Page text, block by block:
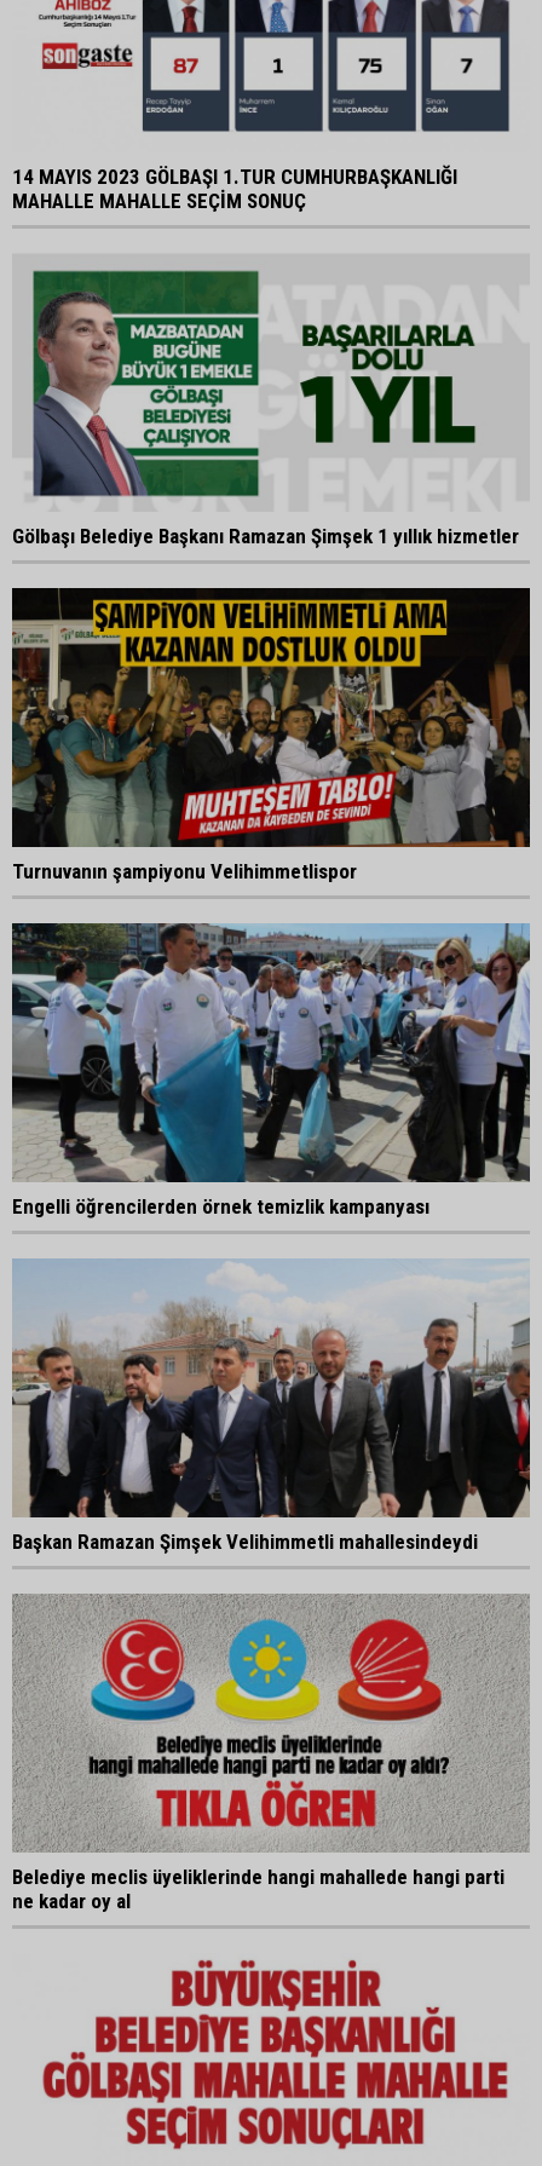
14 MAYIS 2023 GÖLBAŞI 1.TUR CUMHURBAŞKANLIĞI
MAHALLE MAHALLE SEÇİM SONUÇ
Gölbaşı Belediye Başkanı Ramazan Şimşek 1 yıllık hizmetler
Turnuvanın şampiyonu Velihimmetlispor
Engelli öğrencilerden örnek temizlik kampanyası
Başkan Ramazan Şimşek Velihimmetli mahallesindeydi
Belediye meclis üyeliklerinde hangi mahallede hangi parti
ne kadar oy al